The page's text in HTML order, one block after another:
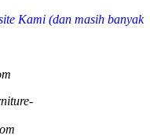
Kami (dan masih banyak